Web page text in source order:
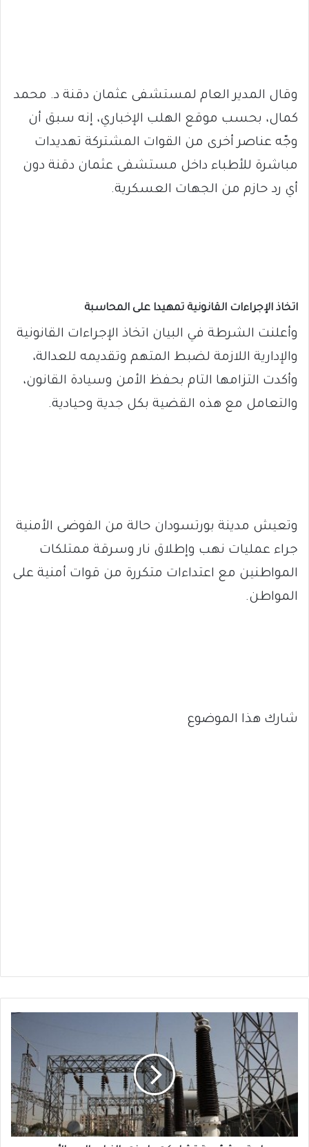
وقال المدير العام لمستشفى عثمان دقنة د. محمد
كمال، بحسب موقع الهلب الإخباري، إنه سبق أن
وجّه عناصر أخرى من القوات المشتركة تهديدات
مباشرة للأطباء داخل مستشفى عثمان دقنة دون
أي رد حازم من الجهات العسكرية.
اتخاذ الإجراءات القانونية تمهيدا على المحاسبة
وأعلنت الشرطة في البيان اتخاذ الإجراءات القانونية
والإدارية اللازمة لضبط المتهم وتقديمه للعدالة،
وأكدت التزامها التام بحفظ الأمن وسيادة القانون،
والتعامل مع هذه القضية بكل جدية وحيادية.
وتعيش مدينة بورتسودان حالة من الفوضى الأمنية
جراء عمليات نهب وإطلاق نار وسرقة ممتلكات
المواطنين مع اعتداءات متكررة من قوات أمنية على
المواطن.
شارك هذا الموضوع
مشؤومة
كهرباء
النيل
والبحر
الأحمر